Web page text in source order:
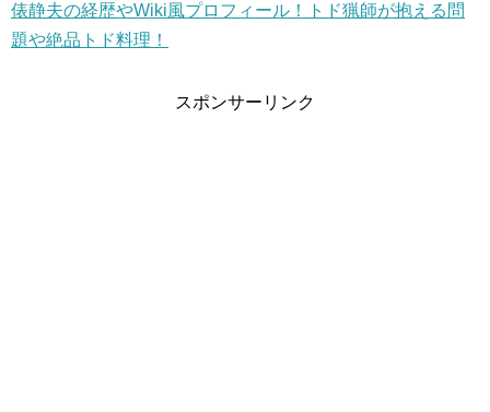
俵静夫の経歴やWiki風プロフィール！トド猟師が抱える問
題や絶品トド料理！
スポンサーリンク